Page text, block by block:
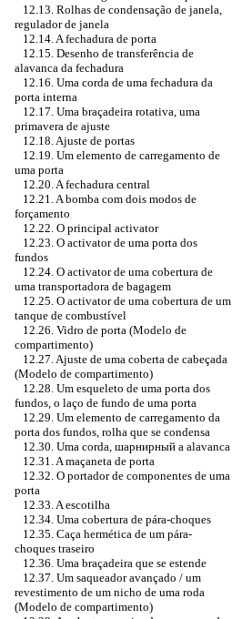
12.13. Rolhas de condensação de janela,
regulador de janela
12.14. A fechadura de porta
12.15. Desenho de transferência de
alavanca da fechadura
12.16. Uma corda de uma fechadura da
porta interna
12.17. Uma braçadeira rotativa, uma
primavera de ajuste
12.18. Ajuste de portas
12.19. Um elemento de carregamento de
uma porta
12.20. A fechadura central
12.21. A bomba com dois modos de
forçamento
12.22. O principal activator
12.23. O activator de uma porta dos
fundos
12.24. O activator de uma cobertura de
uma transportadora de bagagem
12.25. O activator de uma cobertura de um
tanque de combustível
12.26. Vidro de porta (Modelo de
compartimento)
12.27. Ajuste de uma coberta de cabeçada
(Modelo de compartimento)
12.28. Um esqueleto de uma porta dos
fundos, o laço de fundo de uma porta
12.29. Um elemento de carregamento da
porta dos fundos, rolha que se condensa
12.30. Uma corda, шарнирный a alavanca
12.31. A maçaneta de porta
12.32. O portador de componentes de uma
porta
12.33. A escotilha
12.34. Uma cobertura de pára-choques
12.35. Caça hermética de um pára-
choques traseiro
12.36. Uma braçadeira que se estende
12.37. Um saqueador avançado / um
revestimento de um nicho de uma roda
(Modelo de compartimento)